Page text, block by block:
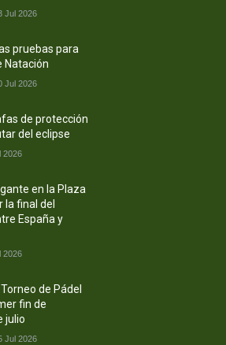
Jul 2026
pruebas para
Natación
Jul 2026
de protección
del eclipse
2026
en la Plaza
la final del
España y
2026
de Pádel
fin de
julio
Jul 2026